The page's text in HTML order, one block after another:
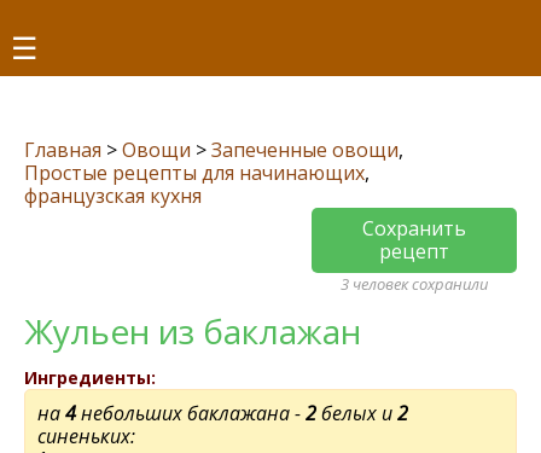
☰
Главная >Овощи >Запеченные овощи,
Простые рецепты для начинающих,
французская кухня
Сохранить
рецепт
3 человек сохранили
Жульен из баклажан
Ингредиенты:
на4небольших баклажана -2белых и2
синеньких: